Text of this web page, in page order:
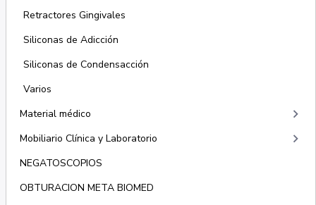
Retractores Gingivales
Siliconas de Adicción
Siliconas de Condensacción
Varios
Material médico
keyboard_arrow_right
Mobiliario Clínica y Laboratorio keyboard_arrow_right
NEGATOSCOPIOS
OBTURACION META BIOMED